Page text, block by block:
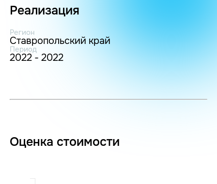
Реализация
Регион
Ставропольский край
Период
2022 - 2022
Оценка стоимости